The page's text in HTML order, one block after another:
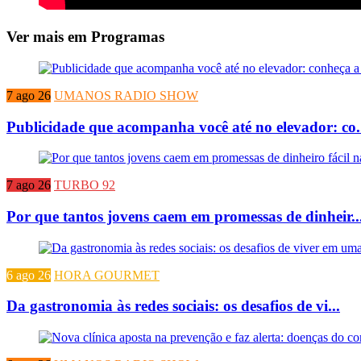
Ver mais em Programas
7 ago 26 UMANOS RADIO SHOW
Publicidade que acompanha você até no elevador:
7 ago 26 TURBO 92
Por que tantos jovens caem em promessas de
6 ago 26 HORA GOURMET
Da gastronomia às redes sociais: os desafios de vi...